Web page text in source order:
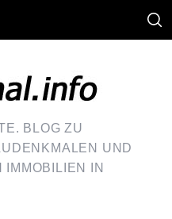
BLOG ZU
UND
IMMOBILIEN IN